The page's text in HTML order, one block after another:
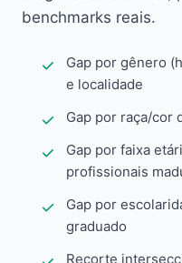
benchmarks reais.
Gap por gênero
e localidade
Gap por raça/cor
Gap por faixa
profissionais
Gap por
graduado
Recorte